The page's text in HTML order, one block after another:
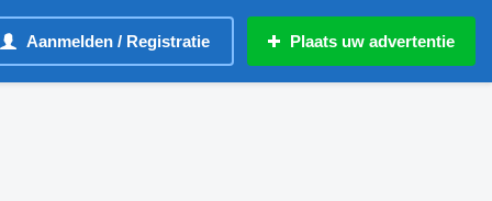
Aanmelden / Registratie Plaats uw advertentie